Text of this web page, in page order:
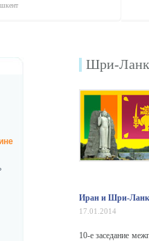
Шри-
Иран и Шри-
17.01.2014
10-е заседание